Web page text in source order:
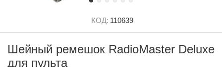
КОД: 110639
Шейный ремешок RadioMaster Deluxe
для пульта